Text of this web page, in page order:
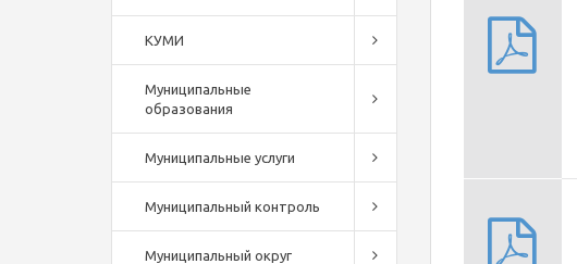
КУМИ
Муниципальные
образования
Муниципальные услуги
Муниципальный контроль
Муниципальный округ